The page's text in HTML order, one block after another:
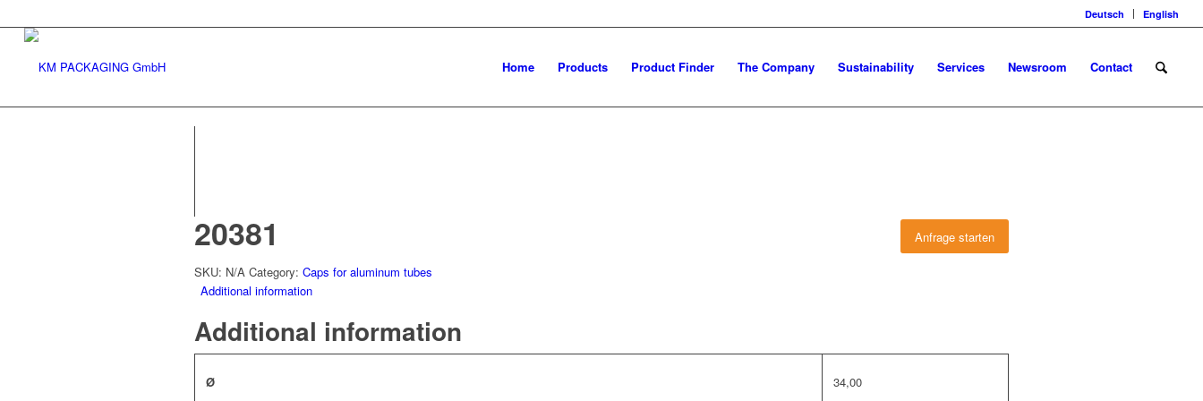
Deutsch English
Home Products Product Finder The Company Sustainability Services Newsroom Contact
Anfrage starten
20381
SKU: N/A Category: Caps for aluminum tubes
Additional information
Additional information
Ø 34,00